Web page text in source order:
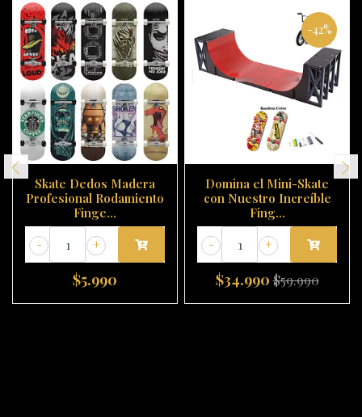
Skate Dedos Madera
Profesional Rodamiento
Finge...
+
-
$5.990
-42%
Domina el Mini-Skate
con Nuestro Increíble
Fing...
+
-
$34.990 $59.990